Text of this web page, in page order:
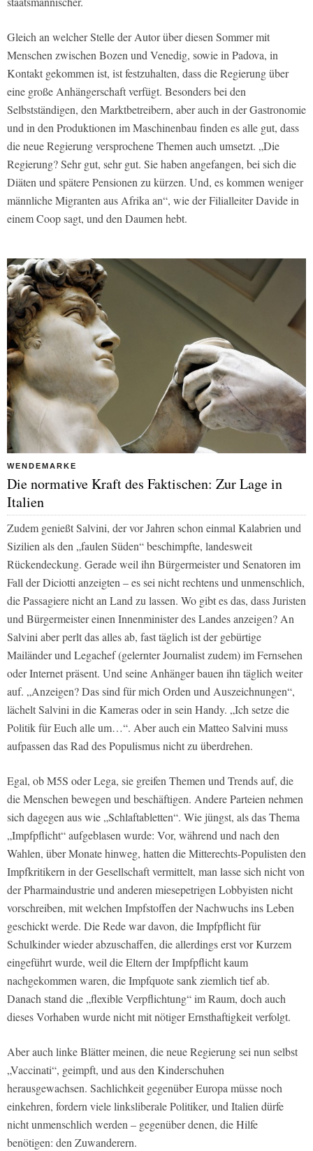
Gleich an welcher Stelle der Autor über diesen Sommer mit
Menschen zwischen Bozen und Venedig, sowie in Padova, in
Kontakt gekommen ist, ist festzuhalten, dass die Regierung über
eine große Anhängerschaft verfügt. Besonders bei den
Selbstständigen, den Marktbetreibern, aber auch in der Gastronomie
und in den Produktionen im Maschinenbau finden es alle gut, dass
die neue Regierung versprochene Themen auch umsetzt. „Die
Regierung? Sehr gut, sehr gut. Sie haben angefangen, bei sich die
Diäten und spätere Pensionen zu kürzen. Und, es kommen weniger
männliche Migranten aus Afrika an“, wie der Filialleiter Davide in
einem Coop sagt, und den Daumen hebt.
WENDEMARKE
Die normative Kraft des Faktischen: Zur Lage in
Italien
Zudem genießt Salvini, der vor Jahren schon einmal Kalabrien und
Sizilien als den „faulen Süden“ beschimpfte, landesweit
Rückendeckung. Gerade weil ihn Bürgermeister und Senatoren im
Fall der Diciotti anzeigten – es sei nicht rechtens und unmenschlich,
die Passagiere nicht an Land zu lassen. Wo gibt es das, dass Juristen
und Bürgermeister einen Innenminister des Landes anzeigen? An
Salvini aber perlt das alles ab, fast täglich ist der gebürtige
Mailänder und Legachef (gelernter Journalist zudem) im Fernsehen
oder Internet präsent. Und seine Anhänger bauen ihn täglich weiter
auf. „Anzeigen? Das sind für mich Orden und Auszeichnungen“,
lächelt Salvini in die Kameras oder in sein Handy. „Ich setze die
Politik für Euch alle um…“. Aber auch ein Matteo Salvini muss
aufpassen das Rad des Populismus nicht zu überdrehen.
Egal, ob M5S oder Lega, sie greifen Themen und Trends auf, die
die Menschen bewegen und beschäftigen. Andere Parteien nehmen
sich dagegen aus wie „Schlaftabletten“. Wie jüngst, als das Thema
„Impfpflicht“ aufgeblasen wurde: Vor, während und nach den
Wahlen, über Monate hinweg, hatten die Mitterechts-Populisten den
Impfkritikern in der Gesellschaft vermittelt, man lasse sich nicht von
der Pharmaindustrie und anderen miesepetrigen Lobbyisten nicht
vorschreiben, mit welchen Impfstoffen der Nachwuchs ins Leben
geschickt werde. Die Rede war davon, die Impfpflicht für
Schulkinder wieder abzuschaffen, die allerdings erst vor Kurzem
eingeführt wurde, weil die Eltern der Impfpflicht kaum
nachgekommen waren, die Impfquote sank ziemlich tief ab.
Danach stand die „flexible Verpflichtung“ im Raum, doch auch
dieses Vorhaben wurde nicht mit nötiger Ernsthaftigkeit verfolgt.
Aber auch linke Blätter meinen, die neue Regierung sei nun selbst
„Vaccinati“, geimpft, und aus den Kinderschuhen
herausgewachsen. Sachlichkeit gegenüber Europa müsse noch
einkehren, fordern viele linksliberale Politiker, und Italien dürfe
nicht unmenschlich werden – gegenüber denen, die Hilfe
benötigen: den Zuwanderern.